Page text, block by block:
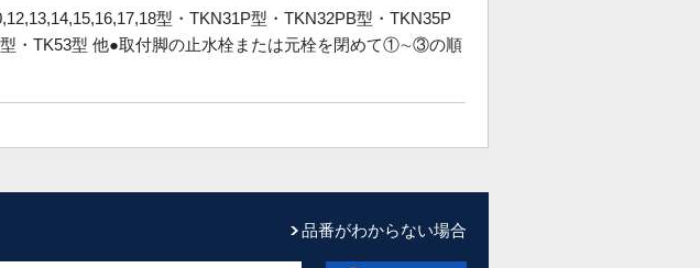
型・TKN31P型・TKN32PB型・TKN35P
・TK53型 他●取付脚の止水栓または元栓を閉めて①∼③の順
品番がわからない場合